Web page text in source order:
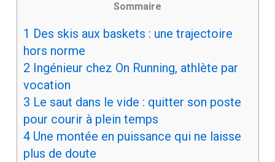
Sommaire
1 Des skis aux baskets : une trajectoire
hors norme
2 Ingénieur chez On Running, athlète par
vocation
3 Le saut dans le vide : quitter son poste
pour courir à plein temps
4Une montée en puissance qui ne laisse
plus de doute